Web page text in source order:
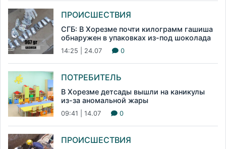
ПРОИСШЕСТВИЯ
СГБ: В Хорезме почти килограмм гашиша
обнаружен в упаковках из-под шоколада
14:25 | 24.07 0
ПОТРЕБИТЕЛЬ
В Хорезме детсады вышли на каникулы
из-за аномальной жары
09:41 | 14.07 0
ПРОИСШЕСТВИЯ